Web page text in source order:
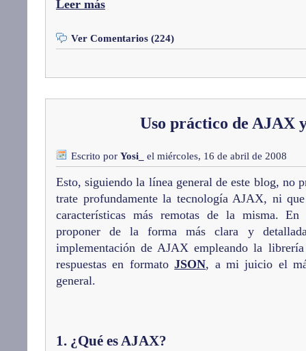
Leer más
Ver Comentarios (224)
Uso práctico de AJAX
Escrito por Yosi_ el miércoles, 16 de abril de 2008
Esto, siguiendo la línea general de este blog, no
trate profundamente la tecnología AJAX, ni
características más remotas de la misma.
proponer de la forma más clara y
implementación de AJAX empleando la
respuestas en formatoJSON, a mi juicio el
general.
1. ¿Qué es AJAX?